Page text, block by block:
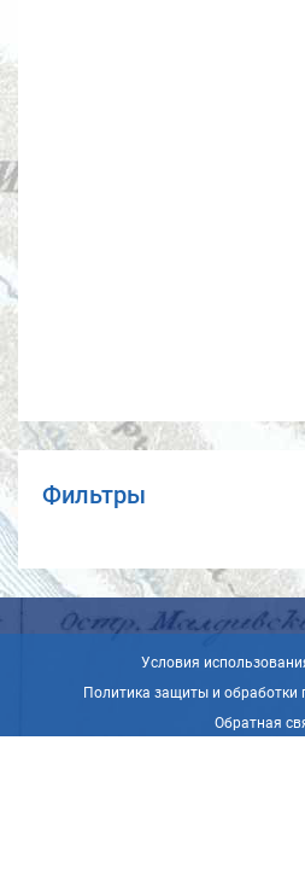
Фильтры
Условия
Политика защиты и обработки
Обратная